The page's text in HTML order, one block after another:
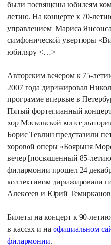
были посвящены юбилеям
летию. На концерте к 70-
управлением Мариса
симфонической увертюры
юбиляру <…>
Авторским вечером к 75-
2007 года дирижировал
программе впервые в
Пятый фортепианный
хор Московской
Борис Тевлин представили
хоровой оперы «Боярыня
вечер [посвященный 85-
филармонии прошел 24
коллективом дирижировали
Алексеев и Юрий
Билеты на концерт к 90-
в кассах и на официальном
филармонии.